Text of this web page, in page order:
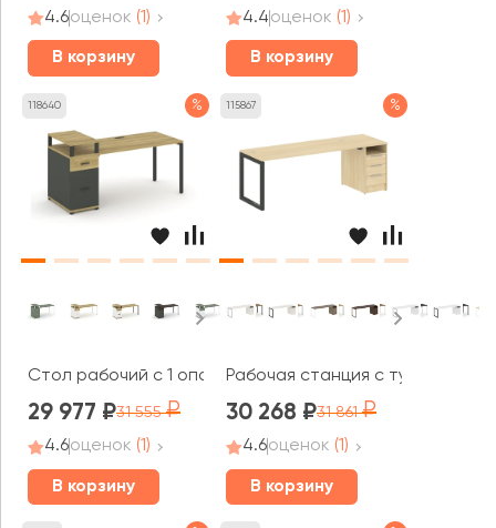
4.6оценок (1)
В корзину
4.4оценок (1)
В корзину
118640 %
Стол рабочий с 1 опорной тумбой CN.SP-416 W
29 977 31 555
4.6оценок (1)
В корзину
115867 %
Рабочая станция с тумбой на
30 268 31 861
4.6оценок (1)
В корзину